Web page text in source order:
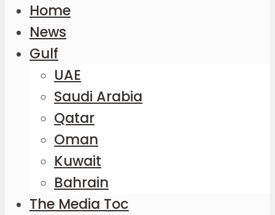
Home
News
Gulf
UAE
Saudi Arabia
Qatar
Oman
Kuwait
Bahrain
The Media Toc